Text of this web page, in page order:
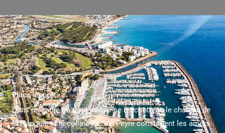
Place de port
Dans un cadre où terre et mer se rencontrent, le château de
la Napoule et la colline du San Peyre constituent les amers